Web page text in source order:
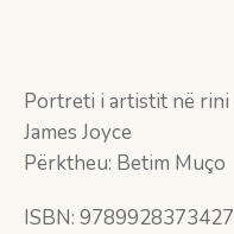
Portreti i artistit në rini
James Joyce
Përktheu: Betim Muço
ISBN: 9789928373427